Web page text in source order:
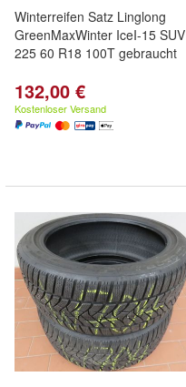
Winterreifen Satz Linglong
GreenMaxWinter IceI-15 SUV
225 60 R18 100T gebraucht
132,00 €
Kostenloser Versand